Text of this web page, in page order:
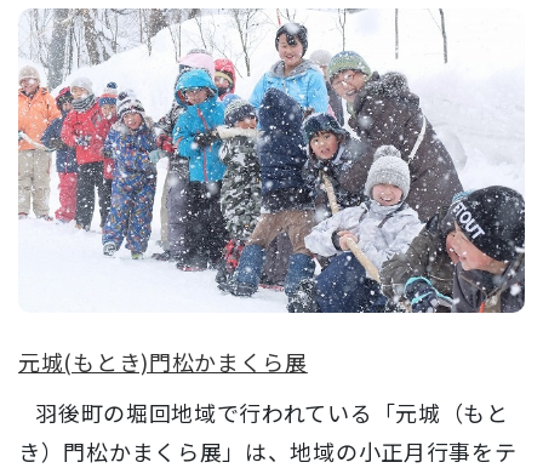
元城(もとき)門松かまくら展
羽後町の堀回地域で行われている「元城（もと
き）門松かまくら展」は、地域の小正月行事をテ